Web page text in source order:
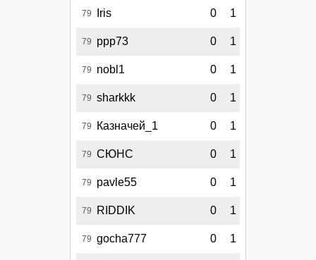
79 Iris 0 1
79 ppp73 0 1
79 nobl1 0 1
79 sharkkk 0 1
79 Казначей_1 0 1
79 СЮНС 0 1
79 pavle55 0 1
79 RIDDIK 0 1
79 gocha777 0 1